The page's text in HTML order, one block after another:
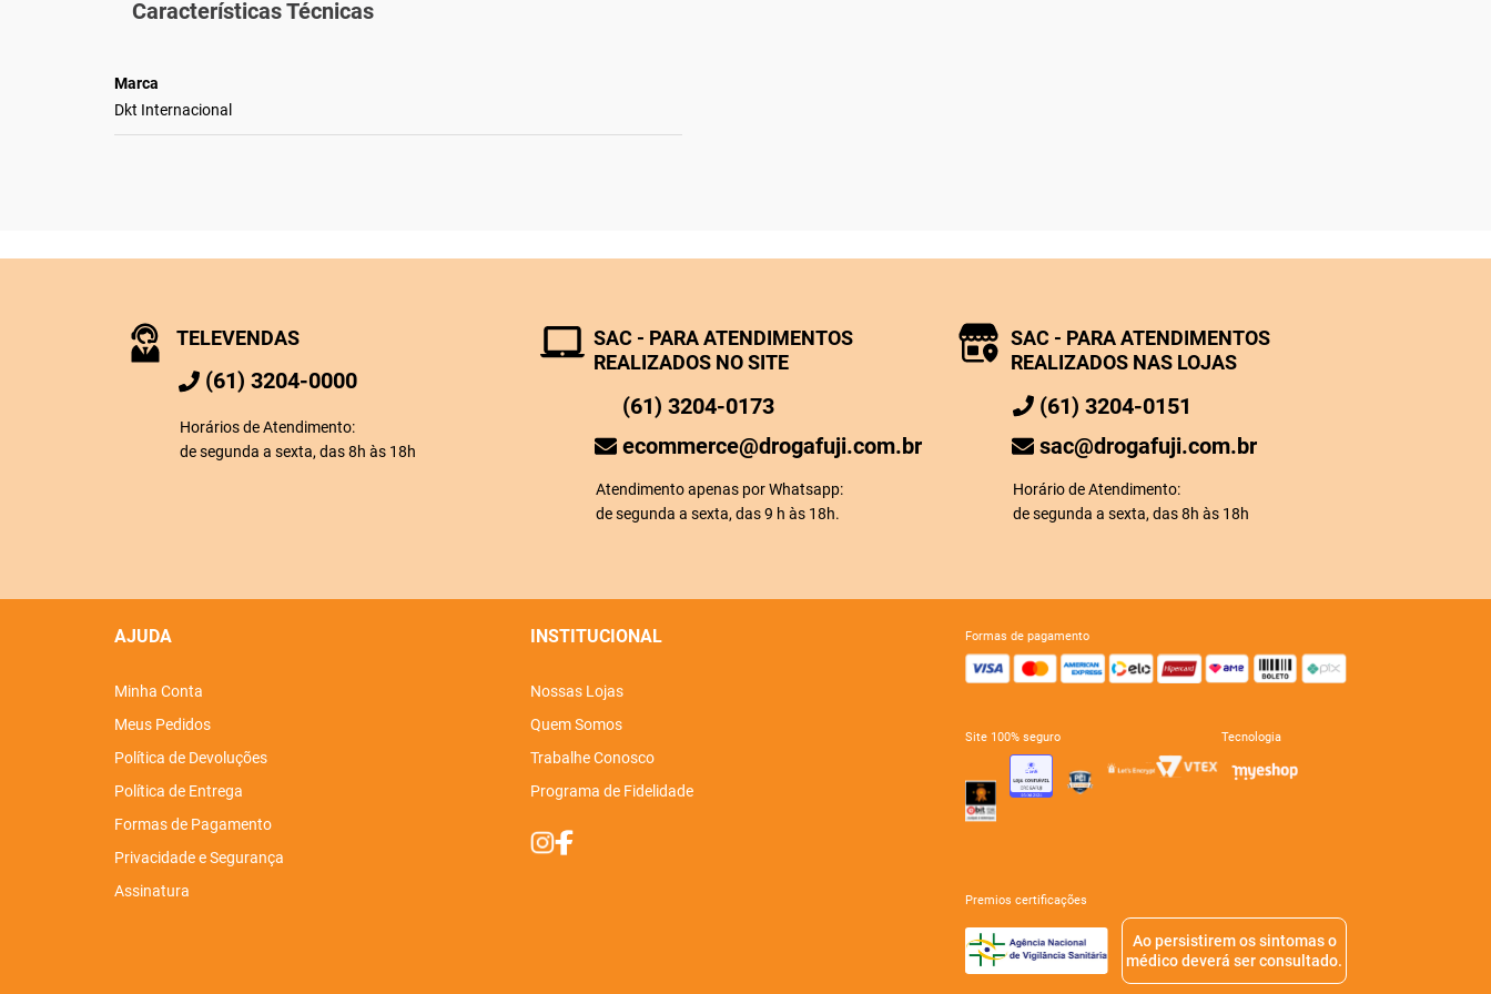
Características Técnicas
Marca
Dkt Internacional
TELEVENDAS
(61) 3204-0000
Horários de Atendimento:
de segunda a sexta, das 8h às 18h
SAC - PARA ATENDIMENTOS
REALIZADOS NO SITE
(61) 3204-0173
ecommerce@drogafuji.com.br
Atendimento apenas por Whatsapp:
de segunda a sexta, das 9 h às 18h.
SAC - PARA ATENDIMENTOS
REALIZADOS NAS LOJAS
(61) 3204-0151
sac@drogafuji.com.br
Horário de Atendimento:
de segunda a sexta, das 8h às 18h
AJUDA
Minha Conta
Meus Pedidos
Política de Devoluções
Política de Entrega
Formas de Pagamento
Privacidade e Segurança
Assinatura
INSTITUCIONAL
Nossas Lojas
Quem Somos
Trabalhe Conosco
Programa de Fidelidade
formas de pagamento
site 100% seguro tecnologia
premios certificações
Ao persistirem os sintomas o
médico deverá ser consultado.